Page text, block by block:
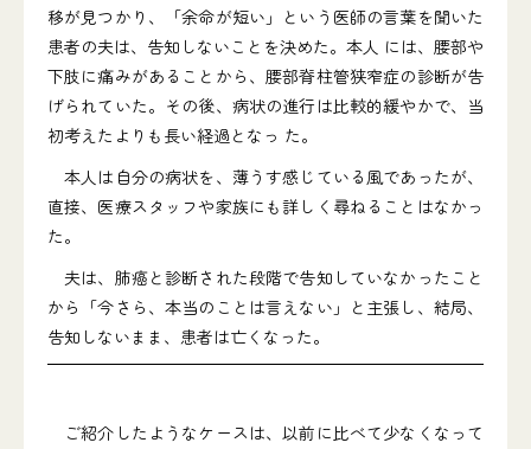
移が見つかり、「余命が短い」という医師の言葉を聞いた
患者の夫は、告知しないことを決めた。本人 には、腰部や
下肢に痛みがあることから、腰部脊柱管狭窄症の診断が告
げられていた。その後、病状の進行は比較的緩やかで、当
初考えたよりも長い経過となっ た。
本人は自分の病状を、薄うす感じている風であったが、
直接、医療スタッフや家族にも詳しく尋ねることはなかっ
た。
夫は、肺癌と診断された段階で告知していなかったこと
から「今さら、本当のことは言えない」と主張し、結局、
告知しないまま、患者は亡くなった。
ご紹介したようなケースは、以前に比べて少なくなって